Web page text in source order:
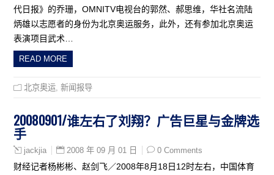
代日报》的乔珊，OMNITV电视台的郭然、郝思维，华社名流陆
炳雄以志愿者的身份为北京奥运服务，此外，还有参加北京奥运
表演项目武术…
READ MORE
北京奥运 ,新闻报导
20080901/谁左右了刘翔？广告巨星与金牌选
手
jackjia 2008 年 09 月 01 日 0 Comments
财经记者杨彬彬、赵剑飞／2008年8月18日12时左右，中国体育